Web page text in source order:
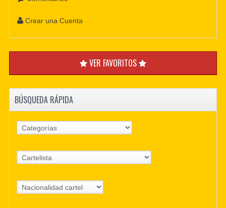
Crear una Cuenta
VER FAVORITOS
BÚSQUEDA RÁPIDA